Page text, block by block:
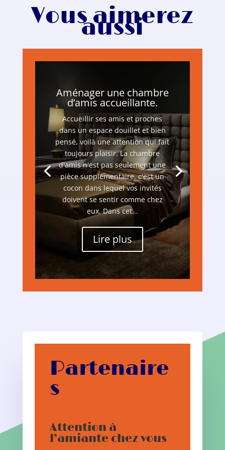
Vous aimerez
aussi
Aménager une chambre
d’amis accueillante.
Accueillir ses amis et proches
dans un espace douillet et bien
pensé, voilà une attention qui fait
toujours plaisir. La chambre
d'amis n'est pas seulement une
pièce supplémentaire, c'est un
cocon dans lequel vos invités
doivent se sentir comme chez
eux. Dans cet...
Lire plus
Partenaire
s
Attention à
l’amiante chez vous